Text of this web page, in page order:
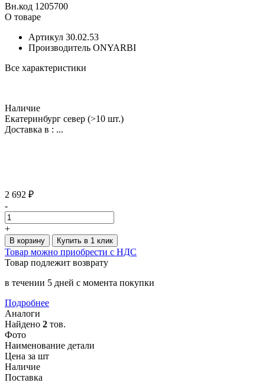
Вн.код 1205700
О товаре
Артикул 30.02.53
Производитель ONYARBI
Все характеристики
Наличие
Екатеринбург север (>10 шт.)
Доставка в : ...
2 692 ₽
-
+
В корзину Купить в 1 клик
Товар можно приобрести с НДС
Товар подлежит возврату
в течении 5 дней с момента покупки
Подробнее
Аналоги
Найдено 2 тов.
Фото
Наименование детали
Цена за шт
Наличие
Поставка